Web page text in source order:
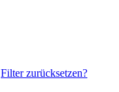
Filter zurücksetzen?